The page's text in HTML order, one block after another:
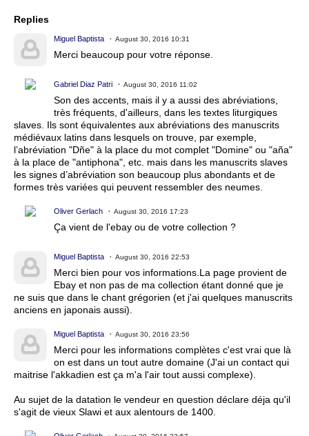
Replies
Miguel Baptista August 30, 2016 10:31
Merci beaucoup pour votre réponse.
Gabriel Diaz Patri August 30, 2016 11:02
Son des accents, mais il y a aussi des abréviations,
très fréquents, d'ailleurs, dans les textes liturgiques
slaves. Ils sont équivalentes aux abréviations des manuscrits
médiévaux latins dans lesquels on trouve, par exemple,
l’abréviation "Dñe" à la place du mot complet "Domine" ou "aña"
à la place de "antiphona", etc. mais dans les manuscrits slaves
les signes d’abréviation son beaucoup plus abondants et de
formes très variées qui peuvent ressembler des neumes.
Oliver Gerlach August 30, 2016 17:23
Ça vient de l'ebay ou de votre collection ?
Miguel Baptista August 30, 2016 22:53
Merci bien pour vos informations.La page provient de
Ebay et non pas de ma collection étant donné que je
ne suis que dans le chant grégorien (et j'ai quelques manuscrits
anciens en japonais aussi).
Miguel Baptista August 30, 2016 23:56
Merci pour les informations complètes c'est vrai que là
on est dans un tout autre domaine (J'ai un contact qui
maitrise l'akkadien est ça m'a l'air tout aussi complexe).
Au sujet de la datation le vendeur en question déclare déja qu'il
s'agit de vieux Slawi et aux alentours de 1400.